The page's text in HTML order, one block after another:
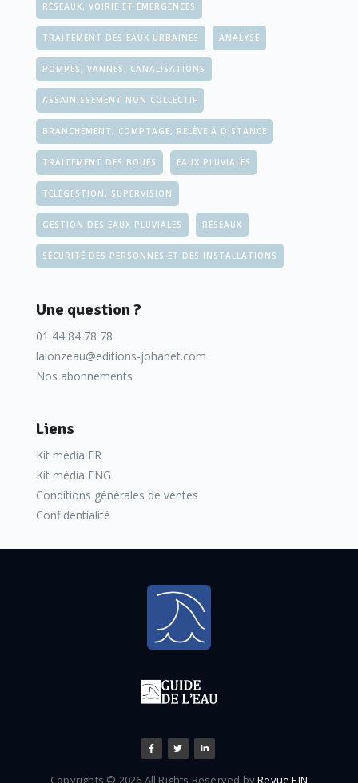
RÉSEAUX, VOIRIE ET ÉMERGENCES
TRAITEMENT DES EAUX URBAINES ANALYSE
POMPES, VANNES, CANALISATIONS
ASSAINISSEMENT NON COLLECTIF
BRANCHEMENT, COMPTAGE, RELÈVE À DISTANCE
TRAITEMENT DES BOUES EAUX PLUVIALES
TÉLÉGESTION, SUPERVISION
GESTION DES EAUX PLUVIALES RÉSEAUX
SÉCURITÉ DES PERSONNES ET DES INSTALLATIONS
Une question ?
01 44 84 78 78
lalonzeau@editions-johanet.com
Nos abonnements
Liens
Kit média FR
Kit média ENG
Conditions générales de ventes
Confidentialité
Copyrights © 2026 All Rights Reserved byRevue EIN